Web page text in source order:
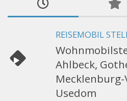
REISEMOBIL
Ahlbeck,
Usedom